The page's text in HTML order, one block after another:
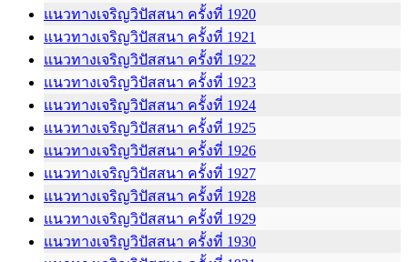
แนวทางเจริญวิปัสสนา ครั้งที่ 1920
แนวทางเจริญวิปัสสนา ครั้งที่ 1921
แนวทางเจริญวิปัสสนา ครั้งที่ 1922
แนวทางเจริญวิปัสสนา ครั้งที่ 1923
แนวทางเจริญวิปัสสนา ครั้งที่ 1924
แนวทางเจริญวิปัสสนา ครั้งที่ 1925
แนวทางเจริญวิปัสสนา ครั้งที่ 1926
แนวทางเจริญวิปัสสนา ครั้งที่ 1927
แนวทางเจริญวิปัสสนา ครั้งที่ 1928
แนวทางเจริญวิปัสสนา ครั้งที่ 1929
แนวทางเจริญวิปัสสนา ครั้งที่ 1930